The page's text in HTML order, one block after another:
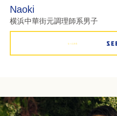
Naoki
横浜中華街元調理師系男子
もっとみる